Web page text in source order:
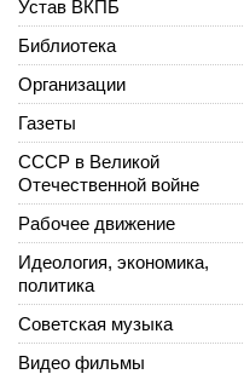
Устав ВКПБ
Библиотека
Организации
Газеты
СССР в Великой
Отечественной войне
Рабочее движение
Идеология, экономика,
политика
Советская музыка
Видео фильмы